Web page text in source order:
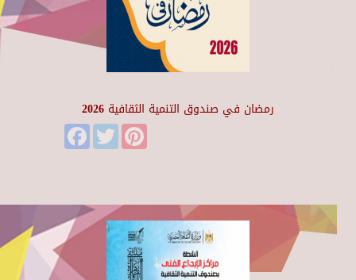
رمضان في صندوق التنمية الثقافية 2026
FacebookTwitter